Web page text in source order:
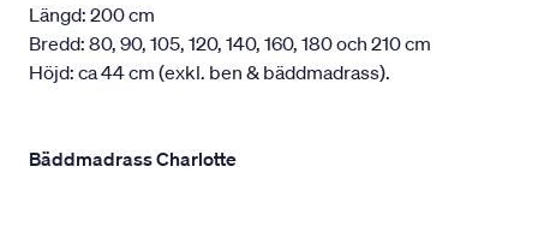
Längd: 200 cm
Bredd: 80, 90, 105, 120, 140, 160, 180 och 210 cm
Höjd: ca 44 cm (exkl. ben & bäddmadrass).
Bäddmadrass Charlotte